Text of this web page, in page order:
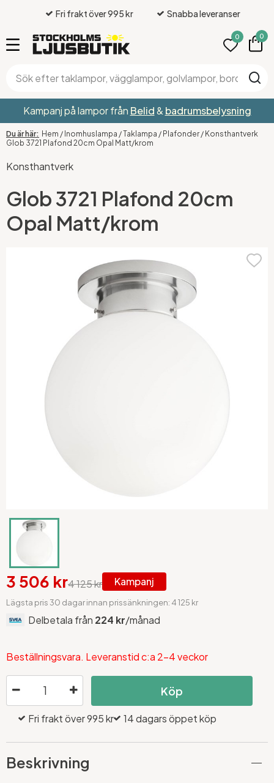
Fri frakt över 995 kr Snabba leveranser
0 0
Kampanj på lampor från Belid& badrumsbelysning
Hem / Inomhuslampa /Taklampa / Plafonder / Konsthantverk
Glob 3721 Plafond 20cm Opal Matt/krom
Konsthantverk
Glob 3721 Plafond 20cm
Opal Matt/krom
3 506 kr4 125 kr Kampanj
Lägsta pris 30 dagar innan prissänkningen: 4 125 kr
Delbetala från 224 kr/månad
Beställningsvara. Leveranstid c:a 2-4 veckor
Köp
Fri frakt över 995 kr 14 dagars öppet köp
Beskrivning